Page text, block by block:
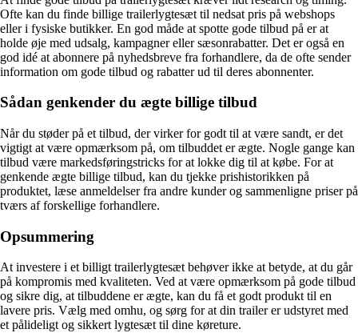
Ofte kan du finde billige trailerlygtesæt til nedsat pris på webshops
eller i fysiske butikker. En god måde at spotte gode tilbud på er at
holde øje med udsalg, kampagner eller sæsonrabatter. Det er også en
god idé at abonnere på nyhedsbreve fra forhandlere, da de ofte sender
information om gode tilbud og rabatter ud til deres abonnenter.
Sådan genkender du ægte billige tilbud
Når du støder på et tilbud, der virker for godt til at være sandt, er det
vigtigt at være opmærksom på, om tilbuddet er ægte. Nogle gange kan
tilbud være markedsføringstricks for at lokke dig til at købe. For at
genkende ægte billige tilbud, kan du tjekke prishistorikken på
produktet, læse anmeldelser fra andre kunder og sammenligne priser på
tværs af forskellige forhandlere.
Opsummering
At investere i et billigt trailerlygtesæt behøver ikke at betyde, at du går
på kompromis med kvaliteten. Ved at være opmærksom på gode tilbud
og sikre dig, at tilbuddene er ægte, kan du få et godt produkt til en
lavere pris. Vælg med omhu, og sørg for at din trailer er udstyret med
et pålideligt og sikkert lygtesæt til dine køreture.